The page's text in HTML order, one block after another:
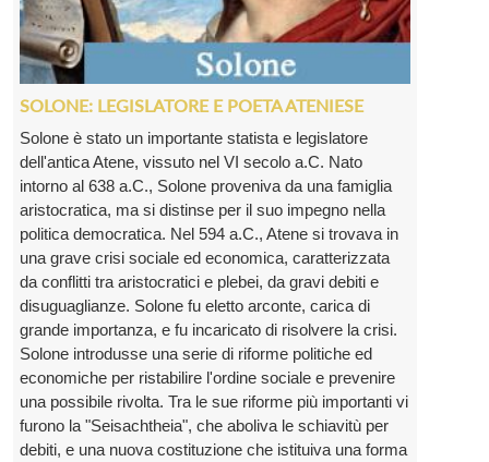
SOLONE: LEGISLATORE E POETA ATENIESE
Solone è stato un importante statista e legislatore
dell'antica Atene, vissuto nel VI secolo a.C. Nato
intorno al 638 a.C., Solone proveniva da una famiglia
aristocratica, ma si distinse per il suo impegno nella
politica democratica. Nel 594 a.C., Atene si trovava in
una grave crisi sociale ed economica, caratterizzata
da conflitti tra aristocratici e plebei, da gravi debiti e
disuguaglianze. Solone fu eletto arconte, carica di
grande importanza, e fu incaricato di risolvere la crisi.
Solone introdusse una serie di riforme politiche ed
economiche per ristabilire l'ordine sociale e prevenire
una possibile rivolta. Tra le sue riforme più importanti vi
furono la "Seisachtheia", che aboliva le schiavitù per
debiti, e una nuova costituzione che istituiva una forma